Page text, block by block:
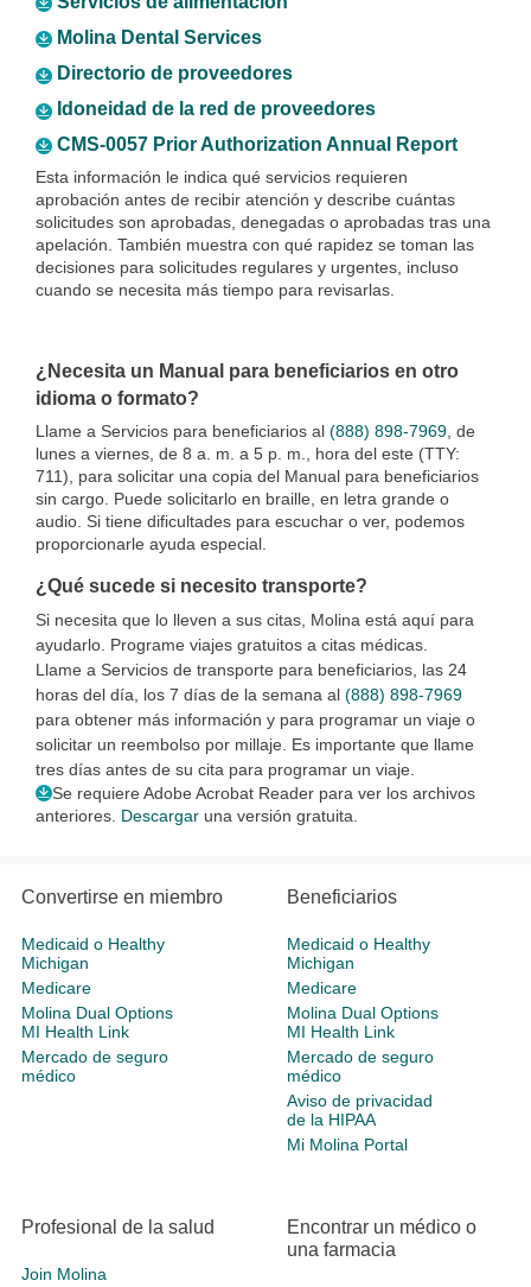
Molina Dental Services
Directorio de proveedores
Idoneidad de la red de proveedores
CMS-0057 Prior Authorization Annual Report
Esta información le indica qué servicios requieren
aprobación antes de recibir atención y describe cuántas
solicitudes son aprobadas, denegadas o aprobadas tras una
apelación. También muestra con qué rapidez se toman las
decisiones para solicitudes regulares y urgentes, incluso
cuando se necesita más tiempo para revisarlas.
¿Necesita un Manual para beneficiarios en otro
idioma o formato?
Llame a Servicios para beneficiarios al (888) 898-7969, de
lunes a viernes, de 8 a. m. a 5 p. m., hora del este (TTY:
711), para solicitar una copia del Manual para beneficiarios
sin cargo. Puede solicitarlo en braille, en letra grande o
audio. Si tiene dificultades para escuchar o ver, podemos
proporcionarle ayuda especial.
¿Qué sucede si necesito transporte?
Si necesita que lo lleven a sus citas, Molina está aquí para
ayudarlo. Programe viajes gratuitos a citas médicas.
Llame a Servicios de transporte para beneficiarios, las 24
horas del día, los 7 días de la semana al (888) 898-7969
para obtener más información y para programar un viaje o
solicitar un reembolso por millaje. Es importante que llame
tres días antes de su cita para programar un viaje.
Se requiere Adobe Acrobat Reader para ver los archivos
anteriores. Descargar una versión gratuita.
Convertirse en miembro
Medicaid o Healthy
Michigan
Medicare
Molina Dual Options
MI Health Link
Mercado de seguro
médico
Beneficiarios
Medicaid o Healthy
Michigan
Medicare
Molina Dual Options
MI Health Link
Mercado de seguro
médico
Aviso de privacidad
de la HIPAA
Mi Molina Portal
Profesional de la salud
Join Molina
Encontrar un médico o
una farmacia